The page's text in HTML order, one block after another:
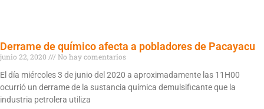
Derrame de químico afecta a pobladores de Pacayacu
junio 22, 2020
No hay comentarios
El día miércoles 3 de junio del 2020 a aproximadamente las 11H00
ocurrió un derrame de la sustancia química demulsificante que la
industria petrolera utiliza